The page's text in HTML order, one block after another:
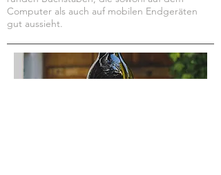
Computer als auch auf mobilen Endgeräten
gut aussieht.